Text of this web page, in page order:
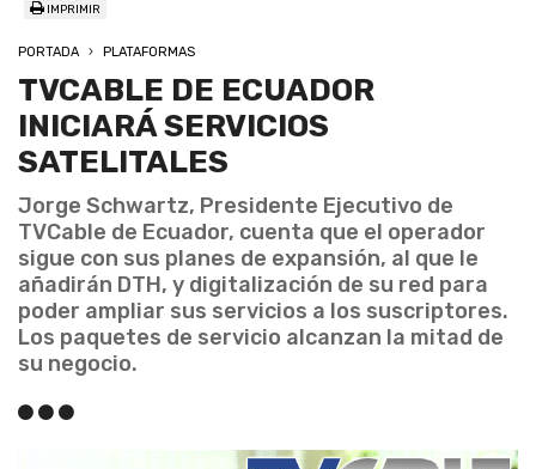
IMPRIMIR
PORTADA PLATAFORMAS
TVCABLE DE ECUADOR
INICIARÁ SERVICIOS
SATELITALES
Jorge Schwartz, Presidente Ejecutivo de
TVCable de Ecuador, cuenta que el operador
sigue con sus planes de expansión, al que le
añadirán DTH, y digitalización de su red para
poder ampliar sus servicios a los suscriptores.
Los paquetes de servicio alcanzan la mitad de
su negocio.